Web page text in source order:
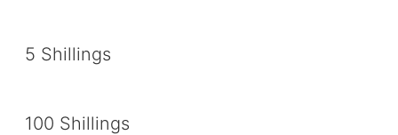
5 Shillings
100 Shillings